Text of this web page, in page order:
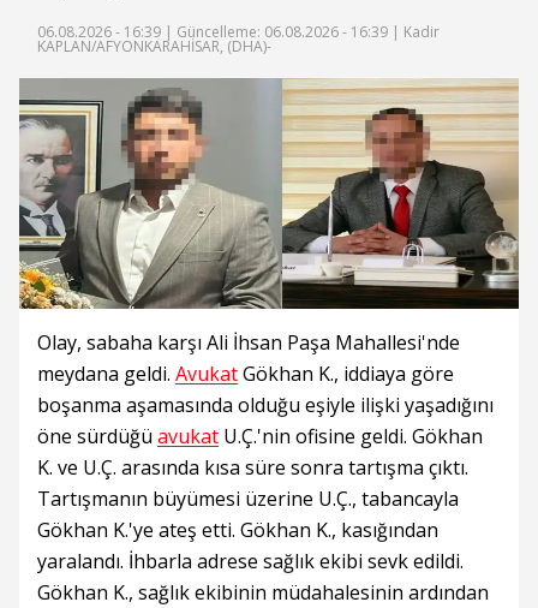
06.08.2026 - 16:39 | Güncelleme: 06.08.2026 - 16:39 | Kadir
KAPLAN/AFYONKARAHİSAR, (DHA)-
Olay, sabaha karşı Ali İhsan Paşa Mahallesi'nde
meydana geldi. AvukatGökhan K., iddiaya göre
boşanma aşamasında olduğu eşiyle ilişki yaşadığını
öne sürdüğü avukat U.Ç.'nin ofisine geldi. Gökhan
K. ve U.Ç. arasında kısa süre sonra tartışma çıktı.
Tartışmanın büyümesi üzerine U.Ç., tabancayla
Gökhan K.'ye ateş etti. Gökhan K., kasığından
yaralandı. İhbarla adrese sağlık ekibi sevk edildi.
Gökhan K., sağlık ekibinin müdahalesinin ardından